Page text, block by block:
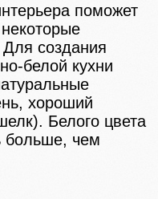
поможет
создания
белой кухни
хороший
Белого цвета
больше, чем